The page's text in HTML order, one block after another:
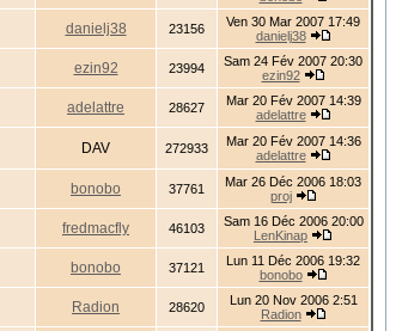
danielj38 23156
Ven 30 Mar 2007 17:49
danielj38
ezin92 23994
Sam 24 Fév 2007 20:30
ezin92
adelattre 28627
Mar 20 Fév 2007 14:39
adelattre
DAV 272933
Mar 20 Fév 2007 14:36
adelattre
bonobo 37761
Mar 26 Déc 2006 18:03
proj
fredmacfly 46103
Sam 16 Déc 2006 20:00
LenKinap
bonobo 37121
Lun 11 Déc 2006 19:32
bonobo
Radion 28620
Lun 20 Nov 2006 2:51
Radion